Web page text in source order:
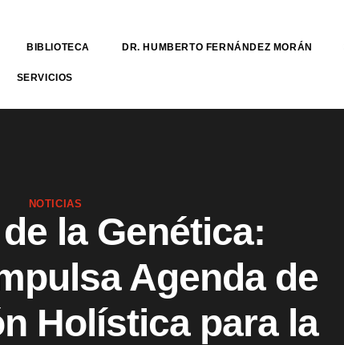
BIBLIOTECA DR. HUMBERTO FERNÁNDEZ MORÁN
SERVICIOS
NOTICIAS
la Genética:
Agenda de
Holística para la